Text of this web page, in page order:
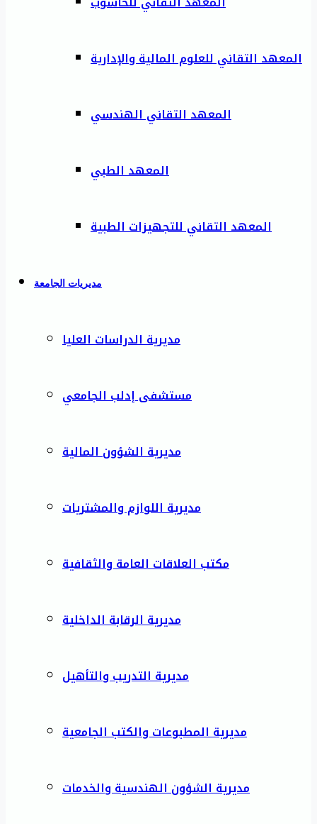
المعهد التقاني للعلوم المالية والإدارية
المعهد التقاني الهندسي
المعهد الطبي
المعهد التقاني للتجهيزات الطبية
مديريات الجامعة
مديرية الدراسات العليا
مستشفى إدلب الجامعي
مديرية الشؤون المالية
مديرية اللوازم والمشتريات
مكتب العلاقات العامة والثقافية
مديرية الرقابة الداخلية
مديرية التدريب والتأهيل
مديرية المطبوعات والكتب الجامعية
مديرية الشؤون الهندسية والخدمات